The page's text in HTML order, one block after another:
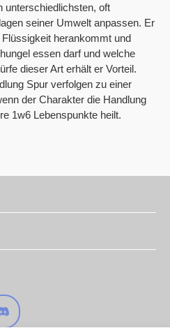
unterschiedlichsten, oft
seiner Umwelt anpassen. Er
herankommt und
essen darf und welche
dieser Art erhält er Vorteil.
Spur verfolgen zu einer
der Charakter die Handlung
1w6 Lebenspunkte heilt.